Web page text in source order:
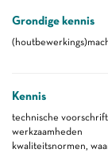
Grondige kennis
Kennis
technische
werkzaamheden
kwaliteitsnormen,